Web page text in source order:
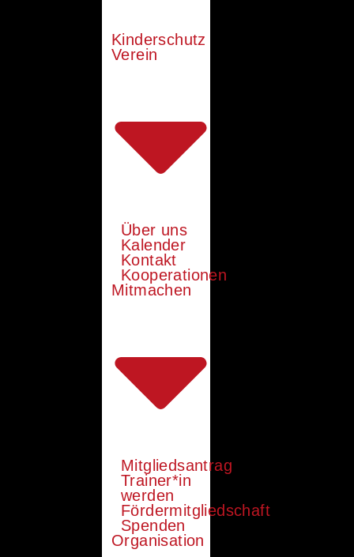
Kinderschutz
Verein
Über uns
Kalender
Kontakt
Kooperationen
Mitmachen
Mitgliedsantrag
Trainer*in
werden
Fördermitgliedschaft
Spenden
Organisation